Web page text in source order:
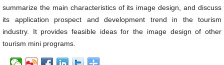
summarize the main characteristics of its image design, and discuss
its application prospect and development trend in the tourism
industry. It provides feasible ideas for the image design of other
tourism mini programs.